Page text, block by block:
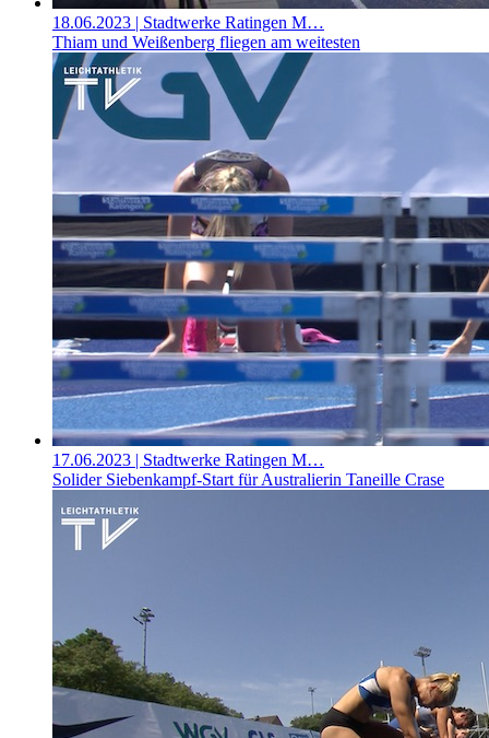
18.06.2023 | Stadtwerke Ratingen M…
Thiam und Weißenberg fliegen am weitesten
17.06.2023 | Stadtwerke Ratingen M…
Solider Siebenkampf-Start für Australierin Taneille Crase